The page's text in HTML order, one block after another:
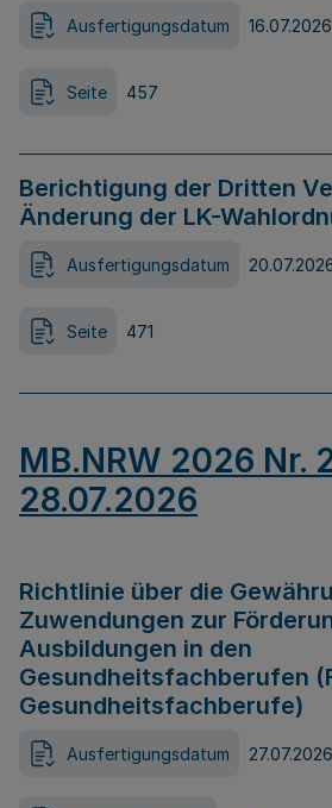
Ausfertigungsdatum 16.07.2026
Seite 457
Berichtigung der Dritten
Änderung der LK-
Ausfertigungsdatum
Seite 471
MB.NRW 2026 Nr.
28.07.2026
Richtlinie über die
Zuwendungen zur
Ausbildungen in den
Gesundheitsfachberufen
Gesundheitsfachberufe)
Ausfertigungsdatum 27.07.2026